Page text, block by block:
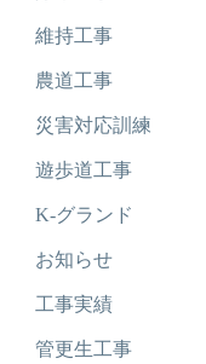
維持工事
農道工事
災害対応訓練
遊歩道工事
K-グランド
お知らせ
工事実績
管更生工事